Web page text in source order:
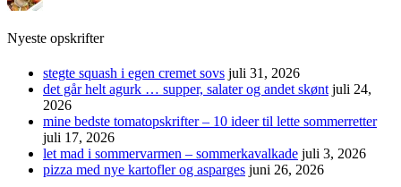
Nyeste opskrifter
stegte squash i egen cremet sovs juli 31, 2026
det går helt agurk … supper, salater og andet skønt juli 24,
2026
mine bedste tomatopskrifter – 10 ideer til lette sommerretter
juli 17, 2026
let mad i sommervarmen – sommerkavalkade juli 3, 2026
pizza med nye kartofler og asparges juni 26, 2026